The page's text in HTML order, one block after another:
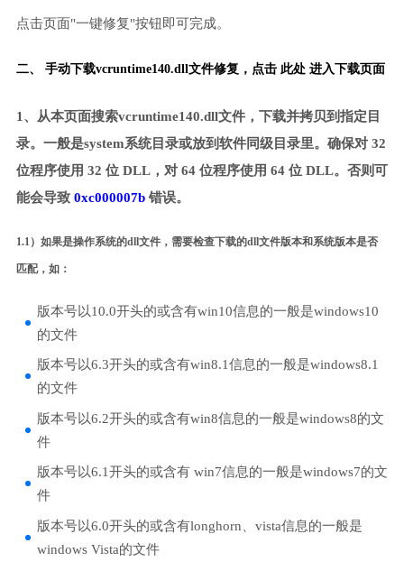
点击页面"一键修复"按钮即可完成。
二、 手动下载vcruntime140.dll文件修复， 点击 此处 进入下载页面
1、从本页面搜索vcruntime140.dll文件，下载并拷贝到指定目
录。一般是system系统目录或放到软件同级目录里。确保对 32
位程序使用 32 位 DLL，对 64 位程序使用 64 位 DLL。否则可
能会导致 0xc000007b错误。
1.1）如果是操作系统的dll文件，需要检查下载的dll文件版本和系统版本是否
匹配，如：
版本号以10.0开头的或含有win10信息的一般是windows10
的文件
版本号以6.3开头的或含有win8.1信息的一般是windows8.1
的文件
版本号以6.2开头的或含有win8信息的一般是windows8的文
件
版本号以6.1开头的或含有 win7信息的一般是windows7的文
件
版本号以6.0开头的或含有longhorn、vista信息的一般是
windows Vista的文件